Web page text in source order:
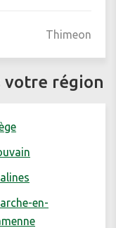
Thimeon
votre région
en-